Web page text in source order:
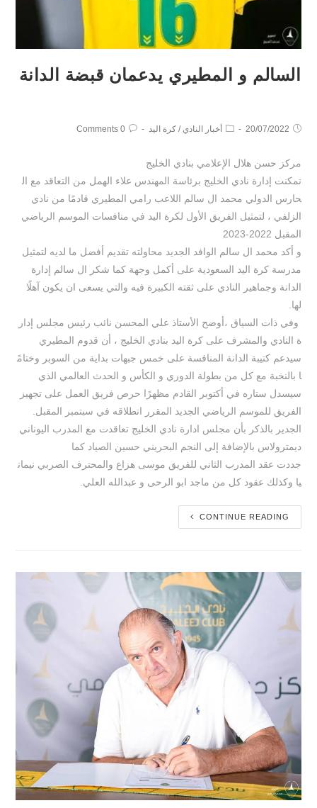
السالم و المطيري يدعمان قبضة الدانة
20/07/2022 أخبار النادي / كرة اليد 0 Comments
مركز حسن هلال الإعلامي بنادي الخليج
تمكنت إدارة نادي الخليج برئاسة المهندس علاء الهمل من التعاقد مع ال
حارس الدولي محمد ال سالم اللاعب رامي المطيري قادمًا من نادي
الزلفي ، لتمثيل الفريق الأول لكرة اليد في منافسات الموسم الرياضي
و أكد محمد ال سالم الوافد الجديد محاولته تقديم أفضل ما لديه لتمثيل
مدرسة كرة اليد السعودية على أكمل وجهة كما شكر ال سالم إدارة
الدانة وجماهير النادي على ثقته الكبيرة فيه والتي يسعى ان يكون آهلًا
لها.
وفي ذات السياق ،أوضح الأستاذ علي المحسن نائب رئيس مجلس إدار
ة النادي والمشرف على كرة اليد بنادي الخليج ، أن قدوم المطيري
سيدعم كتيبة الدانة المنافسة على خمس جبهات بداية من السوبر وختامً
ا بالنخبة مع كل من بطولة الدوري و الكأس و الحدث العالمي الذي
سيسدل ستاره في أكتوبر القادم مظهرًا حرص فريق العمل على تجهيز
الفريق للموسم الرياضي الجديد المقرر انطلاقه في سبتمبر المقبل.
الجدير بالذكر بأن مجلس ادارة نادي الخليج تعاقدت مع المدرب اليوناني
ديمترولاس بالإضافة إلى النجم البحريني حسين الصياد كما
جددت عقد المدرب الثاني للفريق موسى هزاع والمحترف الصربي نيمان
يا وكذلك عقود كل من ماجد ابو الرحى و عبدالله العلي.
CONTINUE READING